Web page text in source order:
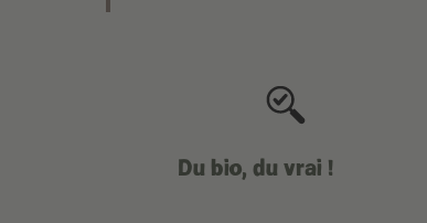
Du bio, du vrai !